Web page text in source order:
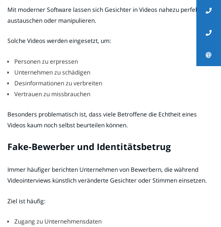
Mit moderner Software lassen sich Gesichter in Videos nahezu perfekt
austauschen oder manipulieren.
Solche Videos werden eingesetzt, um:
Personen zu erpressen
Unternehmen zu schädigen
Desinformationen zu verbreiten
Vertrauen zu missbrauchen
Besonders problematisch ist, dass viele Betroffene die Echtheit eines
Videos kaum noch selbst beurteilen können.
Fake-Bewerber und Identitätsbetrug
Immer häufiger berichten Unternehmen von Bewerbern, die während
Videointerviews künstlich veränderte Gesichter oder Stimmen einsetzen.
Ziel ist häufig:
Zugang zu Unternehmensdaten